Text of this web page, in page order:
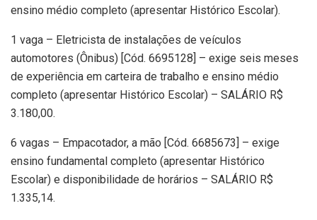
ensino médio completo (apresentar Histórico Escolar).
1 vaga – Eletricista de instalações de veículos
automotores (Ônibus) [Cód. 6695128] – exige seis meses
de experiência em carteira de trabalho e ensino médio
completo (apresentar Histórico Escolar) – SALÁRIO R$
3.180,00.
6 vagas – Empacotador, a mão [Cód. 6685673] – exige
ensino fundamental completo (apresentar Histórico
Escolar) e disponibilidade de horários – SALÁRIO R$
1.335,14.